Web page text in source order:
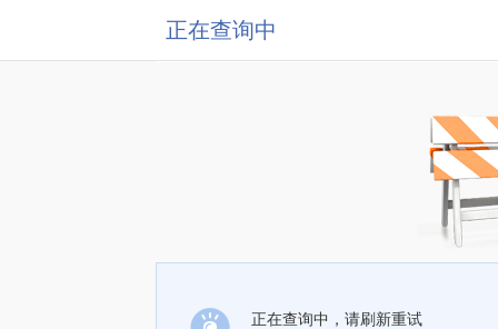
正在查询中
正在查询中，请刷新重试